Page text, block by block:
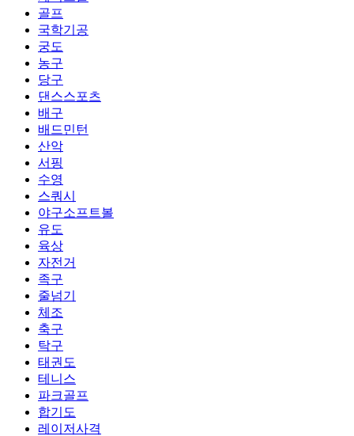
골프
국학기공
궁도
농구
당구
댄스스포츠
배구
배드민턴
산악
서핑
수영
스쿼시
야구소프트볼
유도
육상
자전거
족구
줄넘기
체조
축구
탁구
태권도
테니스
파크골프
합기도
레이저사격